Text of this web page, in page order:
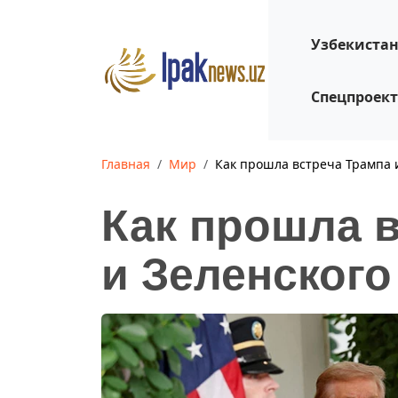
Узбекистан
Главная Мир Как прошла встреча Трампа
Как прошла
и